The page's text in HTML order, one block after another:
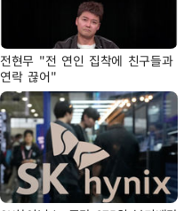
전현무 "전 연인 집착에 친구들과
연락 끊어"